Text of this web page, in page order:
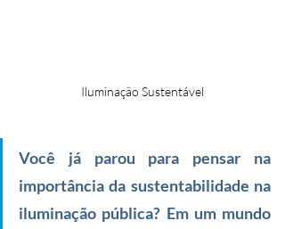
Iluminação Sustentável
Você já parou para pensar na
importância da sustentabilidade na
iluminação pública? Em um mundo